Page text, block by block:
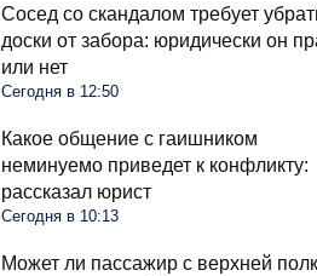
Сосед со скандалом требует
доски от забора: юридически он
или нет
Сегодня в 12:50
Какое общение с гаишником
неминуемо приведет к конфликту:
рассказал юрист
Сегодня в 10:13
Может ли пассажир с верхней